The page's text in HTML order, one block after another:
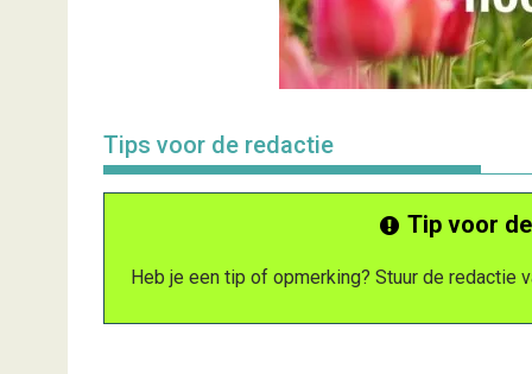
Tips voor de redactie
Tip voor
Heb je een tip of opmerking? Stuur de redactie